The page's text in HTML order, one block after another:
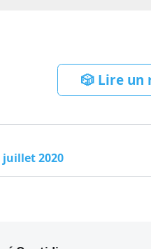
🎲 Lire un
juillet 2020